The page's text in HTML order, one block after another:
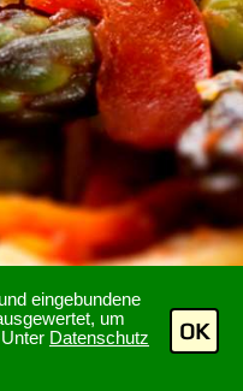
eingebundene
um
Datenschutz
OK